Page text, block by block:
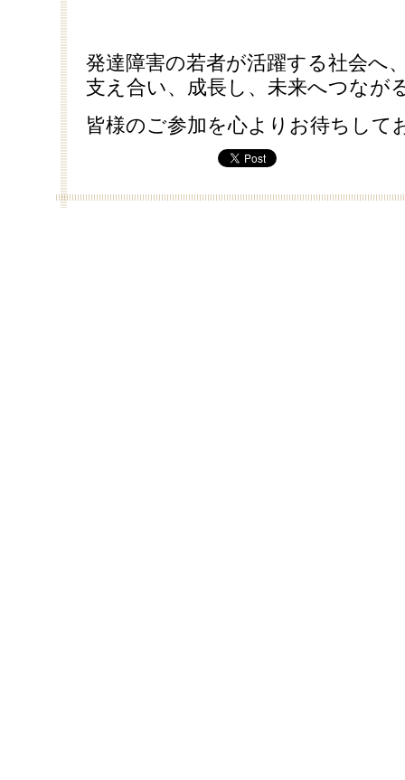
発達障害の若者が活躍する社会へ
支え合い、成長し、未来へつなが
皆様のご参加を心よりお待ちして